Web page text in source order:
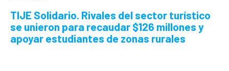
TIJE Solidario. Rivales del sector turístico
se unieron para recaudar $126 millones y
apoyar estudiantes de zonas rurales